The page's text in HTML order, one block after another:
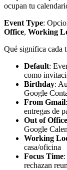
ocupan tu
Event Type:
Office, Working
Qué significa cada
Default:
como
Birthday:
Google
From Gmail
entregas de
Out of Office
Google
Working
casa/oficina
Focus Time
rechazan